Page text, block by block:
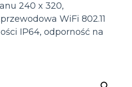
240 x 320,
WiFi 802.11
IP64, odporność na